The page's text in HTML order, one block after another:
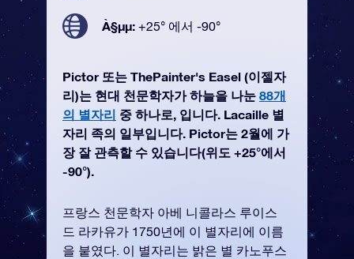
À§µµ: +25° 에서 -90°
Pictor 또는 ThePainter's Easel (이젤자
리)는 현대 천문학자가 하늘을 나눈 88개
의 별자리 중 하나로, 입니다. Lacaille 별
자리 족의 일부입니다. Pictor는 2월에 가
장 잘 관측할 수 있습니다(위도 +25°에서
-90°).
프랑스 천문학자 아베 니콜라스 루이스
드 라카유가 1750년에 이 별자리에 이름
을 붙였다. 이 별자리는 밝은 별 카노푸스